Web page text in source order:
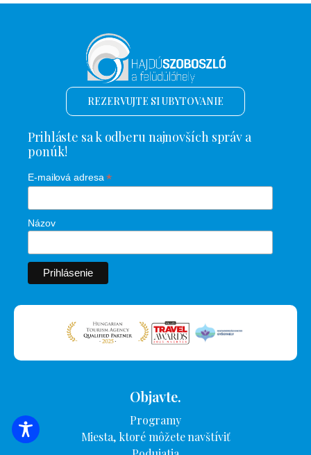
VYHĽADÁVANIE UBYTOVANIA
REZERVUJTE SI UBYTOVANIE
Prihláste sa k odberu najnovších správ a
ponúk!
E-mailová adresa*
Názov
Objavte.
Programy
Miesta, ktoré môžete navštíviť